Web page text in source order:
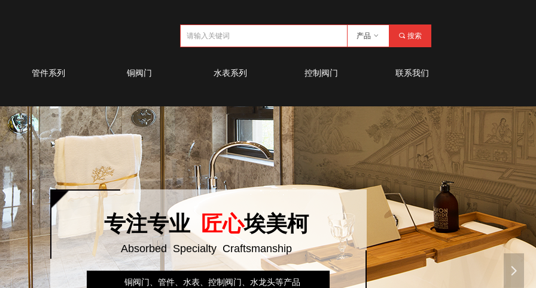
끠 搜索
产品 ꀁ
管件系列 铜阀门 水表系列 控制阀门 联系我们
专注专业 匠心埃美柯
Absorbed Specialty Craftsmanship
铜阀门、管件、水表、控制阀门、水龙头等产品
넲